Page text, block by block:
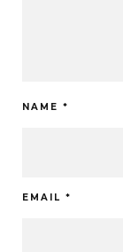
NAME *
EMAIL *